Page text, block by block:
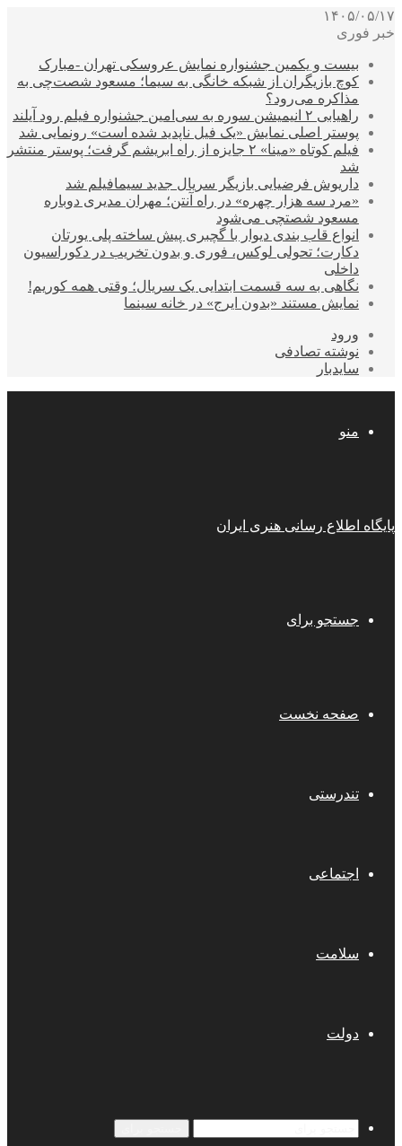
۱۴۰۵/۰۵/۱۷
خبر فوری
بیست و یکمین جشنواره نمایش عروسکی تهران -مبارک
کوچ بازیگران از شبکه خانگی به سیما؛ مسعود شصت‌چی به
مذاکره می‌رود؟
راهیابی ۲ انیمیشن سوره به سی‌امین جشنواره فیلم رود آیلند
پوستر اصلی نمایش «یک فیل ناپدید شده است» رونمایی شد
فیلم کوتاه «مینا» ۲ جایزه از راه ابریشم گرفت؛ پوستر منتشر
شد
داریوش فرضیایی بازیگر سریال جدید سیمافیلم شد
«مرد سه هزار چهره» در راه آنتن؛ مهران مدیری دوباره
مسعود شصتچی می‌شود
انواع قاب بندی دیوار با گچبری پیش ساخته پلی یورتان
دکارت؛ تحولی لوکس، فوری و بدون تخریب در دکوراسیون
داخلی
نگاهی به سه قسمت ابتدایی یک سریال؛ وقتی همه کوریم!
نمایش مستند «بدون ایرج» در خانه سینما
ورود
نوشته تصادفی
سایدبار
منو
پایگاه اطلاع رسانی هنری ایران
جستجو برای
صفحه نخست
تندرستی
اجتماعی
سلامت
دولت